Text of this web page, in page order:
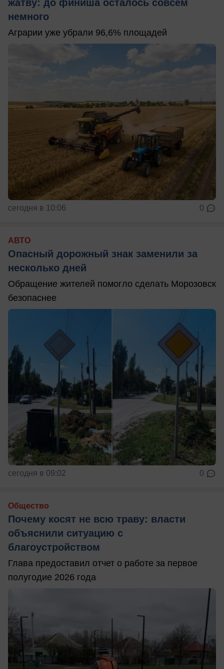
жатву: до финиша осталось совсем
немного
Аграрии уже убрали 96,6% площадей
сегодня в 10:06 0
АВТО
Опасный дорожный знак заменили за
несколько дней
Обращение жителей помогло сделать Морозовск
безопаснее
сегодня в 09:02 0
Общество
Почему косят не всю траву: власти
объяснили ситуацию с
благоустройством
Глава предоставил отчет о работе за первое
полугодие 2026 года